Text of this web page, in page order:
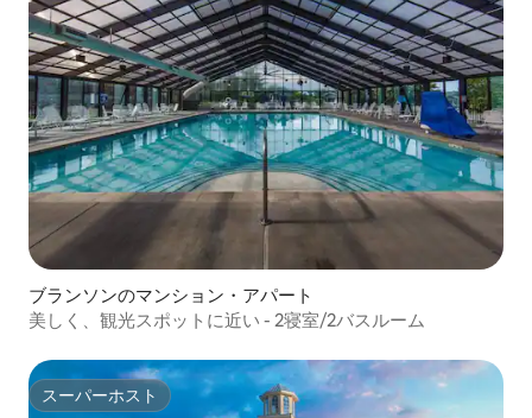
ブランソンのマンション・アパート
美しく、観光スポットに近い - 2寝室/2バスルーム
スーパーホスト
スーパーホスト